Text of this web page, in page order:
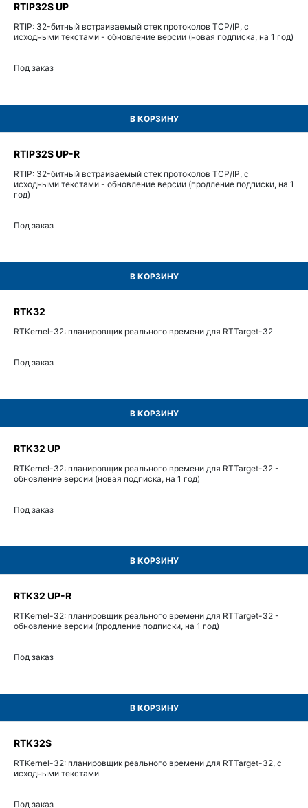
RTIP32S UP
RTIP: 32-битный встраиваемый стек протоколов TCP/IP, с
исходными текстами - обновление версии (новая подписка, на 1 год)
Под заказ
В КОРЗИНУ
RTIP32S UP-R
RTIP: 32-битный встраиваемый стек протоколов TCP/IP, с
исходными текстами - обновление версии (продление подписки, на 1
год)
Под заказ
В КОРЗИНУ
RTK32
RTKernel-32: планировщик реального времени для RTTarget-32
Под заказ
В КОРЗИНУ
RTK32 UP
RTKernel-32: планировщик реального времени для RTTarget-32 -
обновление версии (новая подписка, на 1 год)
Под заказ
В КОРЗИНУ
RTK32 UP-R
RTKernel-32: планировщик реального времени для RTTarget-32 -
обновление версии (продление подписки, на 1 год)
Под заказ
В КОРЗИНУ
RTK32S
RTKernel-32: планировщик реального времени для RTTarget-32, с
исходными текстами
Под заказ